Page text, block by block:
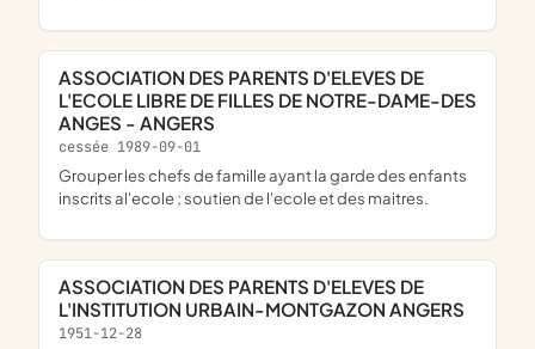
ASSOCIATION DES PARENTS D'ELEVES DE
L'ECOLE LIBRE DE FILLES DE NOTRE-DAME-DES
ANGES - ANGERS
cessée 1989-09-01
grouper les chefs de famille ayant la garde des enfants
inscrits al'ecole ; soutien de l'ecole et des maitres.
ASSOCIATION DES PARENTS D'ELEVES DE
L'INSTITUTION URBAIN-MONTGAZON ANGERS
1951-12-28